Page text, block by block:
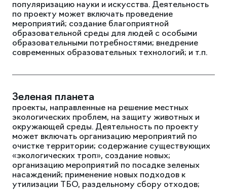
популяризацию науки и искусства. Деятельность
по проекту может включать проведение
мероприятий; создание благоприятной
образовательной среды для людей с особыми
образовательными потребностями; внедрение
современных образовательных технологий; и т.п.
Зеленая планета
проекты, направленные на решение местных
экологических проблем, на защиту животных и
окружающей среды. Деятельность по проекту
может включать организацию мероприятий по
очистке территории; содержание существующих
«экологических троп», создание новых;
организацию мероприятий по посадке зеленых
насаждений; применение новых подходов к
утилизации ТБО, раздельному сбору отходов;